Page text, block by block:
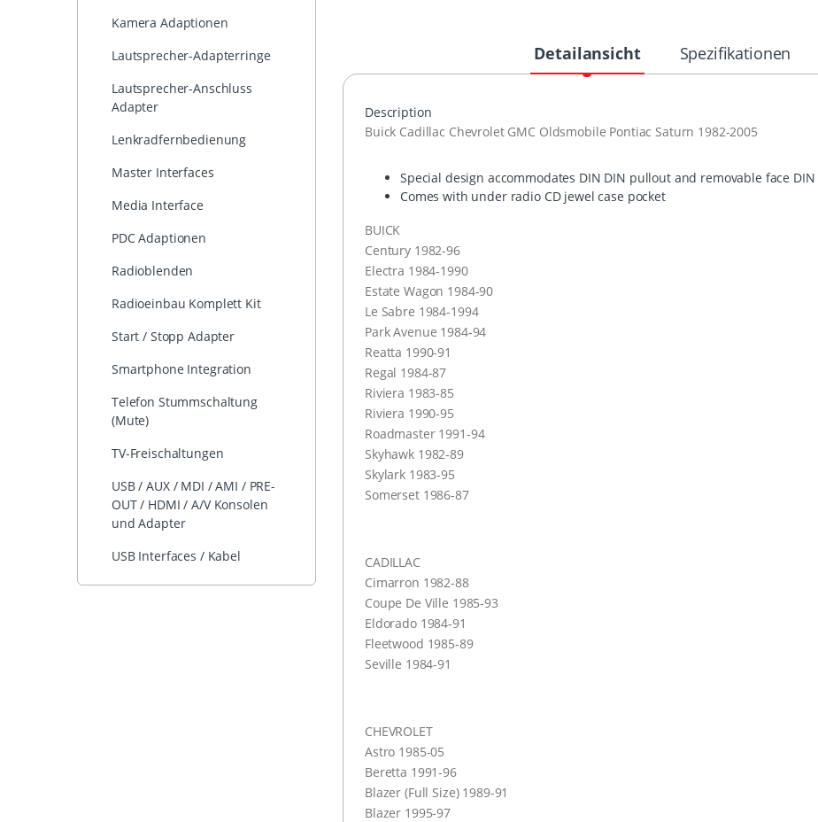
Kamera Adaptionen
Lautsprecher-Adapterringe
Lautsprecher-Anschluss
Adapter
Lenkradfernbedienung
Master Interfaces
Media Interface
PDC Adaptionen
Radioblenden
Radioeinbau Komplett Kit
Start / Stopp Adapter
Smartphone Integration
Telefon Stummschaltung
(Mute)
TV-Freischaltungen
USB / AUX / MDI / AMI / PRE-
OUT / HDMI / A/V Konsolen
und Adapter
USB Interfaces / Kabel
Detailansicht Spezifikationen
Description
Buick Cadillac Chevrolet GMC Oldsmobile Pontiac Saturn 1982-2005
Special design accommodates DIN DIN pullout and removable face DIN
Comes with under radio CD jewel case pocket
BUICK
Century 1982-96
Electra 1984-1990
Estate Wagon 1984-90
Le Sabre 1984-1994
Park Avenue 1984-94
Reatta 1990-91
Regal 1984-87
Riviera 1983-85
Riviera 1990-95
Roadmaster 1991-94
Skyhawk 1982-89
Skylark 1983-95
Somerset 1986-87
CADILLAC
Cimarron 1982-88
Coupe De Ville 1985-93
Eldorado 1984-91
Fleetwood 1985-89
Seville 1984-91
CHEVROLET
Astro 1985-05
Beretta 1991-96
Blazer (Full Size) 1989-91
Blazer 1995-97